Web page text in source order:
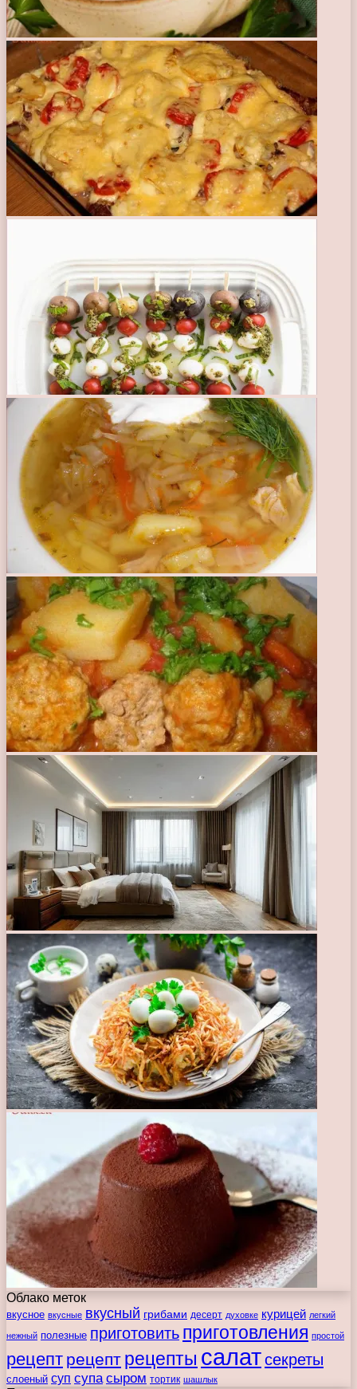
Облако меток
вкусное вкусные вкусный грибами десерт духовке курицей легкий
нежный полезные приготовить приготовления простой
рецепт рецепт рецепты салатсекреты
слоеный суп супа сыром тортик шашлык